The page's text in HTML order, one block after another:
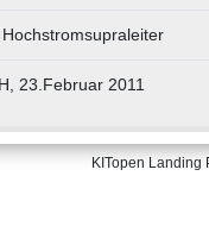
23.Februar 2011
KITopen Landing